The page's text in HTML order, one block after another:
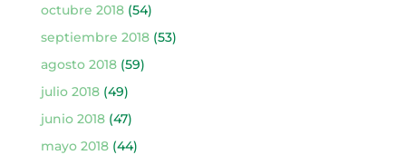
octubre 2018(54)
septiembre 2018(53)
agosto 2018(59)
julio 2018(49)
junio 2018(47)
mayo 2018(44)